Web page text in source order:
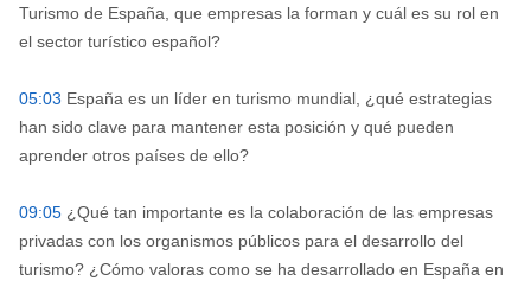
Turismo de España, que empresas la forman y cuál es su rol en
el sector turístico español?
05:03 España es un líder en turismo mundial, ¿qué estrategias
han sido clave para mantener esta posición y qué pueden
aprender otros países de ello?
09:05¿Qué tan importante es la colaboración de las empresas
privadas con los organismos públicos para el desarrollo del
turismo? ¿Cómo valoras como se ha desarrollado en España en